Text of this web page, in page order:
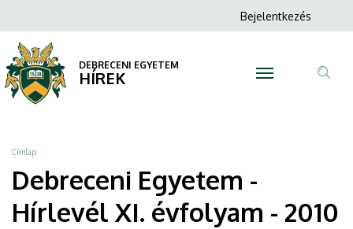
Egyetem
-
Hírlevél
XI.
évfolyam
a
tartalomra
Anonim
menüje
Bejelentkezés
DEBRECENI EGYETEM
HÍREK
Morzsa
Címlap
Debreceni Egyetem -
Hírlevél XI. évfolyam - 2010